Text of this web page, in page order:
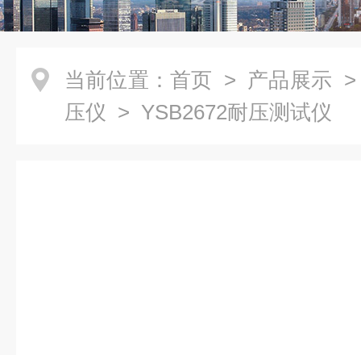
当前位置： 首页 > 产品展示
压仪 > YSB2672耐压测试仪